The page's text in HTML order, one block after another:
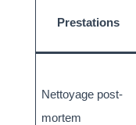
Prestations
Nettoyage post-
mortem